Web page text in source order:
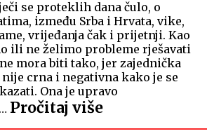
se proteklih dana čulo, o
između Srba i Hrvata, vike,
vrijeđanja čak i prijetnji. Kao
ili ne želimo probleme rješavati
mora biti tako, jer zajednička
crna i negativna kako je se
Ona je upravo
Pročitaj više:
Hrvati